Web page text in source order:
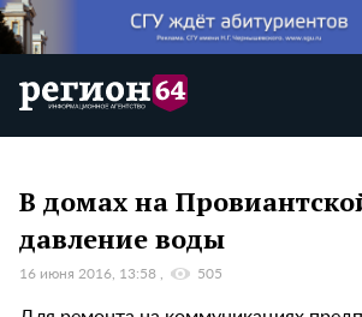
В домах на
давление воды
16 июня 2016, 13:58 505